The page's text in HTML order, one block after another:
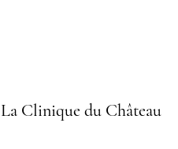
La Clinique du Château